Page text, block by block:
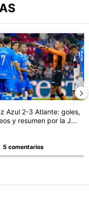
un detalle clave
de tendencia con el
Azul 2-3 Atlante: goles,
y resumen por la J...
5 comentarios